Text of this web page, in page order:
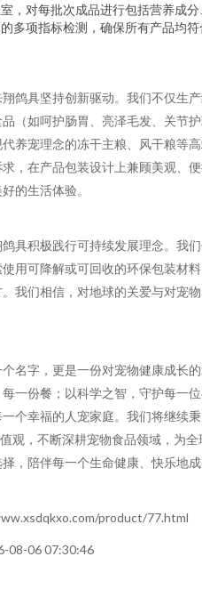
，对每批次成品进行包括营养成分
多项指标检测，确保所有产品均符
鸽具坚持创新驱动。我们不仅生
（如呵护肠胃、亮泽毛发、关节
养宠理念的冻干主粮、风干粮等
，在产品包装设计上兼顾美观、
的生活体验。
具积极践行可持续发展理念。我
用可降解或可回收的环保包装材
我们相信，对地球的关爱与对宠
名字，更是一份对宠物健康成长
一份餐；以科学之智，守护每一
个幸福的人宠家庭。我们将继续秉
观，不断深耕宠物食品领域，为全
，陪伴每一个生命健康、快乐地成
product/77.html
08-06 07:30:46